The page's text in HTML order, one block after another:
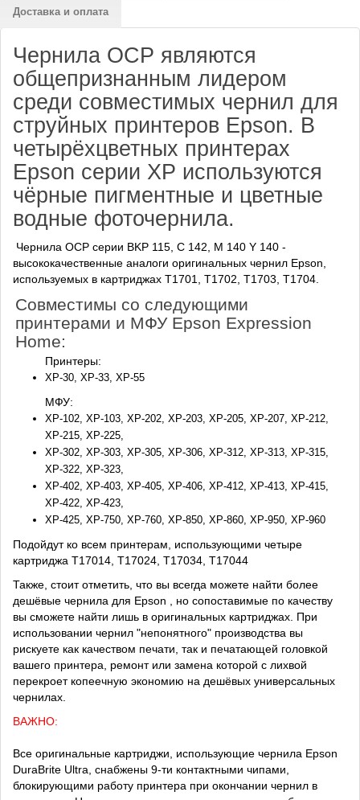
Доставка и оплата
Чернила OCP являются
общепризнанным лидером
среди совместимых чернил для
струйных принтеров Epson. В
четырёхцветных принтерах
Epson серии XP используются
чёрные пигментные и цветные
водные фоточернила.
Чернила OCP серии BKP 115, C 142, M 140 Y 140 -
высококачественные аналоги оригинальных чернил Epson,
используемых в картриджах T1701, T1702, T1703, T1704.
Совместимы со следующими
принтерами и МФУ Epson Expression
Home:
Принтеры:
XP-30, XP-33, XP-55
МФУ:
XP-102, XP-103, XP-202, XP-203, XP-205, XP-207, XP-212,
XP-215, XP-225,
XP-302, XP-303, XP-305, XP-306, XP-312, XP-313, XP-315,
XP-322, XP-323,
XP-402, XP-403, XP-405, XP-406, XP-412, XP-413, XP-415,
XP-422, XP-423,
XP-425, XP-750, XP-760, XP-850, XP-860, XP-950, XP-960
Подойдут ко всем принтерам, использующими четыре
картриджа T17014, T17024, T17034, T17044
Также, стоит отметить, что вы всегда можете найти более
дешёвые чернила для Epson , но сопоставимые по качеству
вы сможете найти лишь в оригинальных картриджах. При
использовании чернил "непонятного" производства вы
рискуете как качеством печати, так и печатающей головкой
вашего принтера, ремонт или замена которой с лихвой
перекроет копеечную экономию на дешёвых универсальных
чернилах.
ВАЖНО:
Все оригинальные картриджи, использующие чернила Epson
DuraBrite Ultra, снабжены 9-ти контактными чипами,
блокирующими работу принтера при окончании чернил в